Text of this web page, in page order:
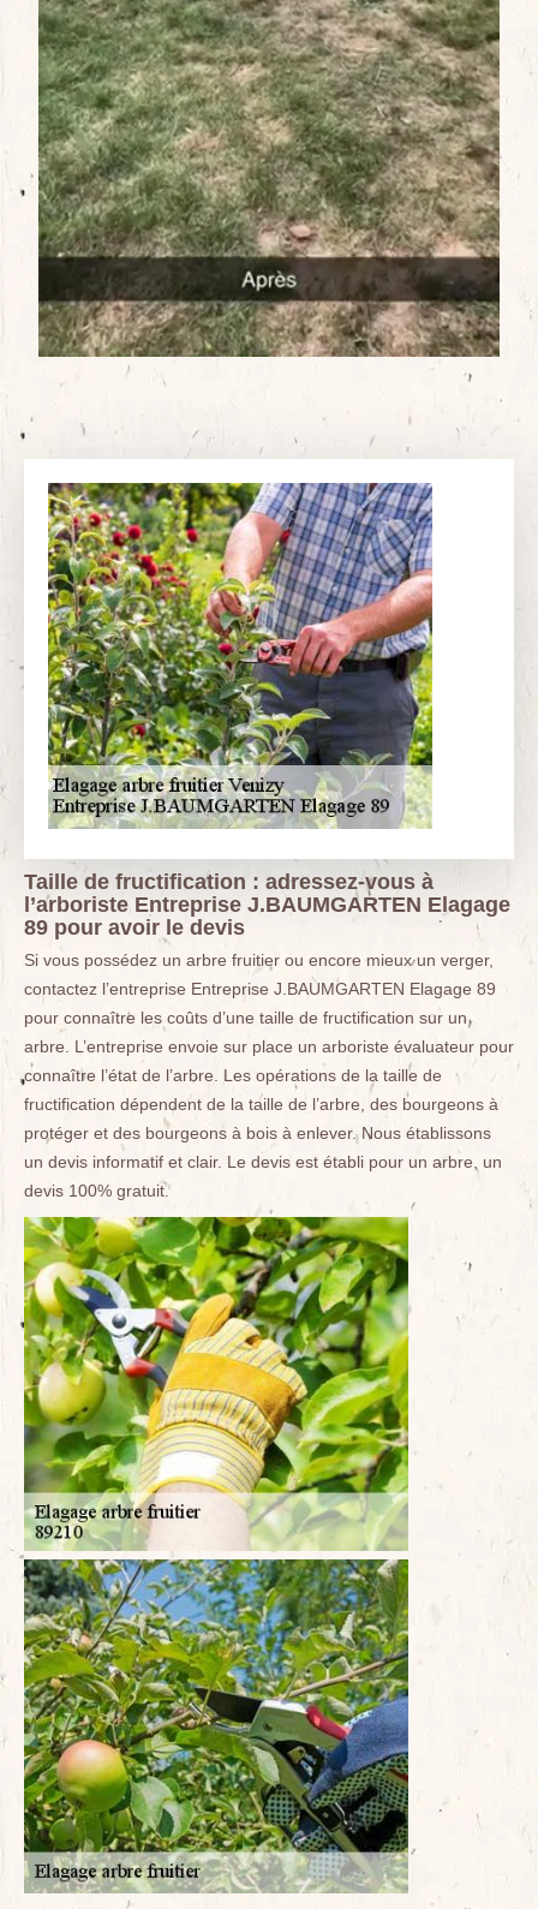
Taille de fructification : adressez-vous à
l’arboriste Entreprise J.BAUMGARTEN Elagage
89 pour avoir le devis
Si vous possédez un arbre fruitier ou encore mieux un verger,
contactez l’entreprise Entreprise J.BAUMGARTEN Elagage 89
pour connaître les coûts d’une taille de fructification sur un
arbre. L’entreprise envoie sur place un arboriste évaluateur pour
connaître l’état de l’arbre. Les opérations de la taille de
fructification dépendent de la taille de l’arbre, des bourgeons à
protéger et des bourgeons à bois à enlever. Nous établissons
un devis informatif et clair. Le devis est établi pour un arbre, un
devis 100% gratuit.